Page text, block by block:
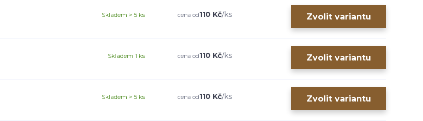
cena od110 Kč/ks
Skladem > 5 ks Zvolit variantu
cena od110 Kč/ks
Skladem 1 ks Zvolit variantu
cena od110 Kč/ks
Skladem > 5 ks Zvolit variantu